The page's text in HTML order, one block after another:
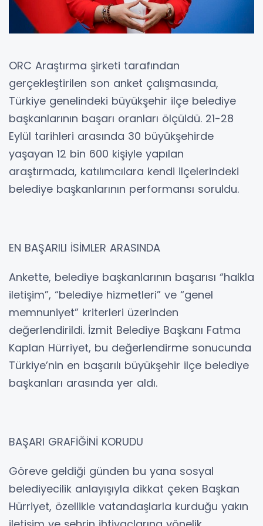
ORC Araştırma şirketi tarafından
gerçekleştirilen son anket çalışmasında,
Türkiye genelindeki büyükşehir ilçe belediye
başkanlarının başarı oranları ölçüldü. 21-28
Eylül tarihleri arasında 30 büyükşehirde
yaşayan 12 bin 600 kişiyle yapılan
araştırmada, katılımcılara kendi ilçelerindeki
belediye başkanlarının performansı soruldu.
EN BAŞARILI İSİMLER ARASINDA
Ankette, belediye başkanlarının başarısı “halkla
iletişim”, “belediye hizmetleri” ve “genel
memnuniyet” kriterleri üzerinden
değerlendirildi. İzmit Belediye Başkanı Fatma
Kaplan Hürriyet, bu değerlendirme sonucunda
Türkiye’nin en başarılı büyükşehir ilçe belediye
başkanları arasında yer aldı.
BAŞARI GRAFİĞİNİ KORUDU
Göreve geldiği günden bu yana sosyal
belediyecilik anlayışıyla dikkat çeken Başkan
Hürriyet, özellikle vatandaşlarla kurduğu yakın